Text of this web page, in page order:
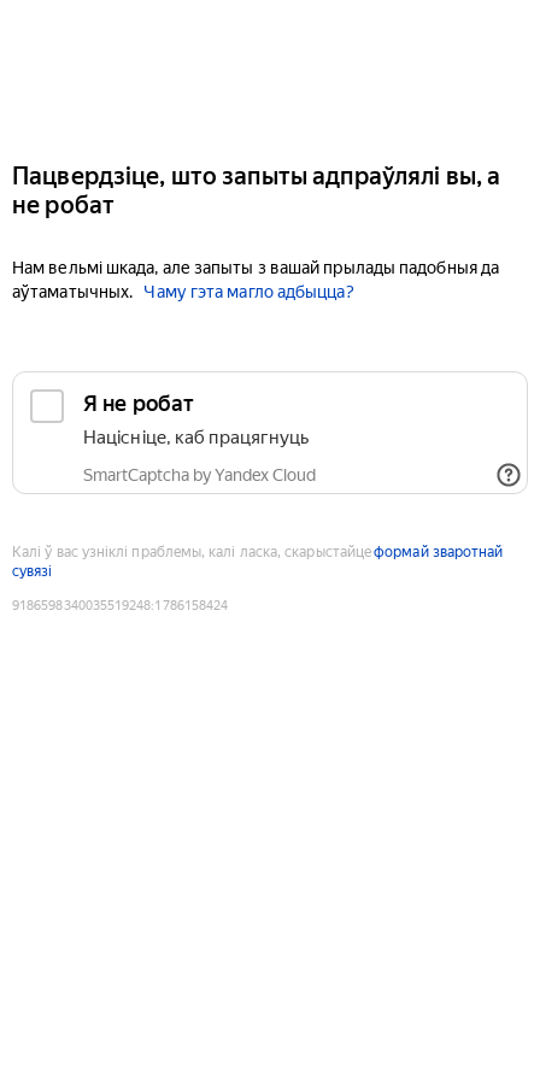
Пацвердзіце, што запыты адпраўлялі вы, а
не робат
Нам вельмі шкада, але запыты з вашай прылады падобныя да
аўтаматычных.
Чаму гэта магло адбыцца?
Я не робат
Націсніце, каб працягнуць
SmartCaptcha by Yandex Cloud
Калі ў вас узніклі праблемы, калі ласка, скарыстайцеформай зваротнай
сувязі
9186598340035519248:1786158424